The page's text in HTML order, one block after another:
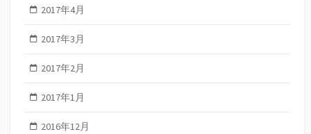
2017年4月
2017年3月
2017年2月
2017年1月
2016年12月